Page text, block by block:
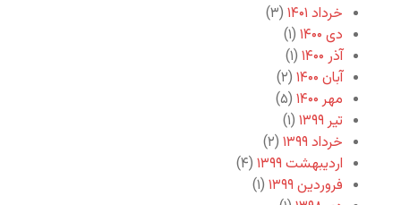
خرداد ۱۴۰۱
(۳)
دی ۱۴۰۰
(۱)
آذر ۱۴۰۰
(۱)
آبان ۱۴۰۰
(۲)
مهر ۱۴۰۰
(۵)
تیر ۱۳۹۹
(۱)
خرداد ۱۳۹۹
(۲)
اردیبهشت ۱۳۹۹
(۴)
فروردین ۱۳۹۹
(۱)